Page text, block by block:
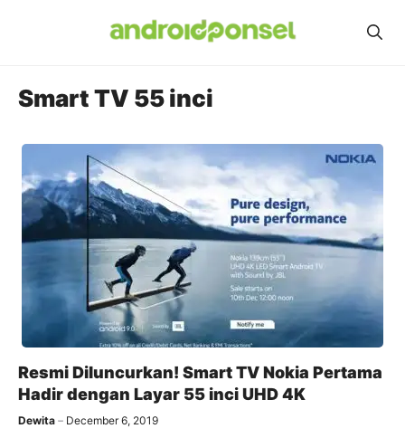
Smart TV 55 inci
Resmi Diluncurkan! Smart TV Nokia Pertama
Hadir dengan Layar 55 inci UHD 4K
Dewita December 6, 2019